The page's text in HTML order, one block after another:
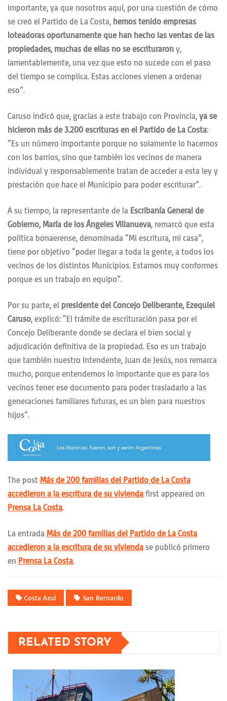
importante, ya que nosotros aquí, por una cuestión de cómo
se creó el Partido de La Costa, hemos tenido empresas
loteadoras oportunamente que han hecho las ventas de las
propiedades, muchas de ellas no se escrituraron y,
lamentablemente, una vez que esto no sucede con el paso
del tiempo se complica. Estas acciones vienen a ordenar
eso”.
Caruso indicó que, gracias a este trabajo con Provincia, ya se
hicieron más de 3.200 escrituras en el Partido de La Costa:
“Es un número importante porque no solamente lo hacemos
con los barrios, sino que también los vecinos de manera
individual y responsablemente tratan de acceder a esta ley y
prestación que hace el Municipio para poder escriturar”.
A su tiempo, la representante de la Escribanía General de
Gobierno, María de los Ángeles Villanueva, remarcó que esta
política bonaerense, denominada “Mi escritura, mi casa”,
tiene por objetivo “poder llegar a toda la gente, a todos los
vecinos de los distintos Municipios. Estamos muy conformes
porque es un trabajo en equipo”.
Por su parte, el presidente del Concejo Deliberante, Ezequiel
Caruso, explicó: “El trámite de escrituración pasa por el
Concejo Deliberante donde se declara el bien social y
adjudicación definitiva de la propiedad. Eso es un trabajo
que también nuestro Intendente, Juan de Jesús, nos remarca
mucho, porque entendemos lo importante que es para los
vecinos tener ese documento para poder trasladarlo a las
generaciones familiares futuras, es un bien para nuestros
hijos”.
The post Más de 200 familias del Partido de La Costa
accedieron a la escritura de su vivienda first appeared on
Prensa La Costa.
La entrada Más de 200 familias del Partido de La Costa
accedieron a la escritura de su vivienda se publicó primero
en Prensa La Costa.
Costa Azul San Bernardo
RELATED STORY